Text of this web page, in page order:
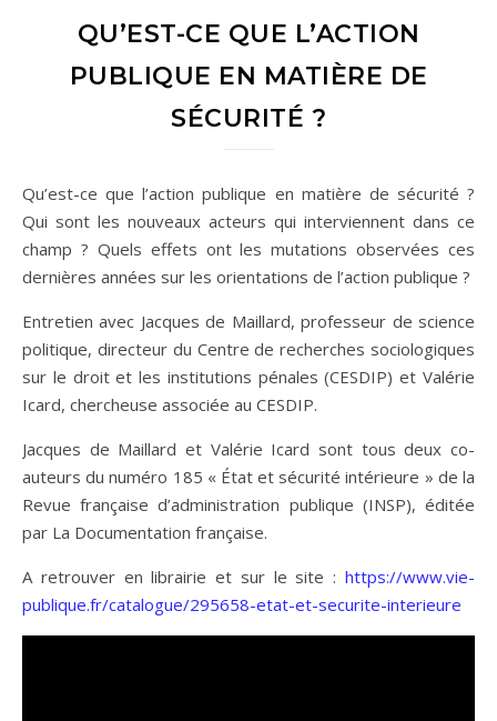
QU’EST-CE QUE L’ACTION
PUBLIQUE EN MATIÈRE DE
SÉCURITÉ ?
Qu’est-ce que l’action publique en matière de sécurité ?
Qui sont les nouveaux acteurs qui interviennent dans ce
champ ? Quels effets ont les mutations observées ces
dernières années sur les orientations de l’action publique ?
Entretien avec Jacques de Maillard, professeur de science
politique, directeur du Centre de recherches sociologiques
sur le droit et les institutions pénales (CESDIP) et Valérie
Icard, chercheuse associée au CESDIP.
Jacques de Maillard et Valérie Icard sont tous deux co-
auteurs du numéro 185 « État et sécurité intérieure » de la
Revue française d’administration publique (INSP), éditée
par La Documentation française.
A retrouver en librairie et sur le site : https://www.vie-
publique.fr/catalogue/295658-etat-et-securite-interieure